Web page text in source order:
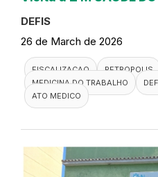
DEFIS
26 de March de 2026
FISCALIZACAO
PETROPOLIS
MEDICINA DO TRABALHO
ATO MEDICO